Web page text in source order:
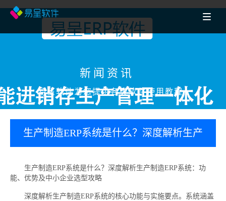
新闻资讯
易呈软件为您提供各类软件使用教程
生产制造ERP系统是什么？深度解析生产
生产制造ERP系统是什么？深度解析生产制造ERP系统：功
能、优势及中小企业选型攻略
深度解析生产制造ERP系统的核心功能与实施要点。系统涵盖